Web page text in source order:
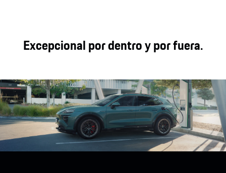
fuerte orientación al
conductor.
Excepcional por dentro y por fuera.